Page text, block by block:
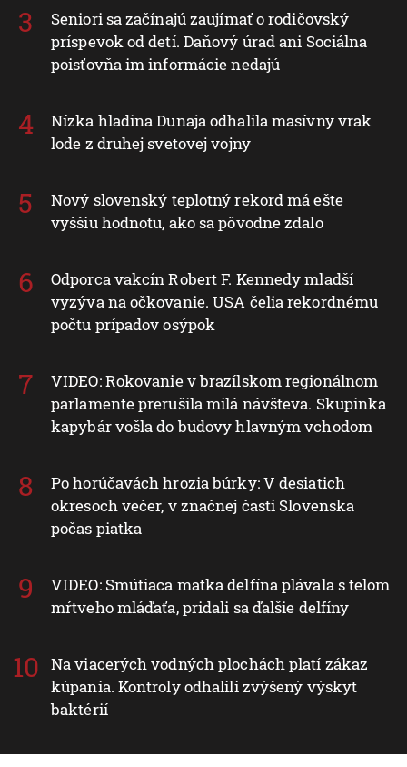
Seniori sa začínajú zaujímať o rodičovský
príspevok od detí. Daňový úrad ani Sociálna
poisťovňa im informácie nedajú
Nízka hladina Dunaja odhalila masívny vrak
lode z druhej svetovej vojny
Nový slovenský teplotný rekord má ešte
vyššiu hodnotu, ako sa pôvodne zdalo
Odporca vakcín Robert F. Kennedy mladší
vyzýva na očkovanie. USA čelia rekordnému
počtu prípadov osýpok
VIDEO: Rokovanie v brazílskom regionálnom
parlamente prerušila milá návšteva. Skupinka
kapybár vošla do budovy hlavným vchodom
Po horúčavách hrozia búrky: V desiatich
okresoch večer, v značnej časti Slovenska
počas piatka
VIDEO: Smútiaca matka delfína plávala s telom
mŕtveho mláďaťa, pridali sa ďalšie delfíny
Na viacerých vodných plochách platí zákaz
kúpania. Kontroly odhalili zvýšený výskyt
baktérií